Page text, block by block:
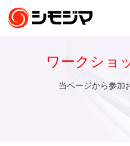
ワークショ
当ページから参加